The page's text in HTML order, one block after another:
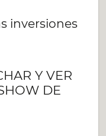
inversiones
Y VER
DE